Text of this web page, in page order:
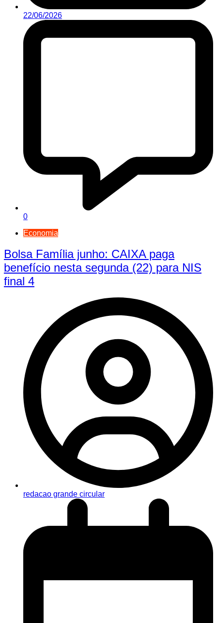
22/06/2026
0
Economia
Bolsa Família junho: CAIXA paga
benefício nesta segunda (22) para NIS
final 4
redacao grande circular